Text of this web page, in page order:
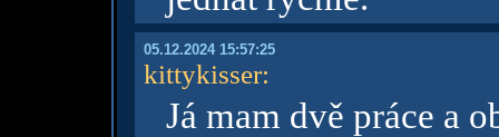
05.12.2024 15:57:25
kittykisser:
Já mam dvě práce a